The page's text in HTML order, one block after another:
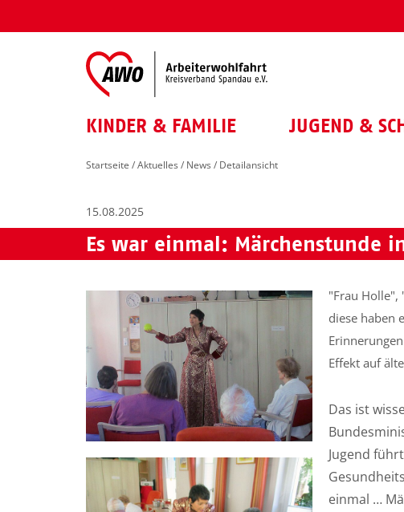
KINDER & FAMILIE JUGEND &
Startseite /Aktuelles / News / Detailansicht
15.08.2025
Es war einmal: Märchenstunde
"Frau Holle",
diese haben
Effekt auf
Das ist
Jugend
einmal …